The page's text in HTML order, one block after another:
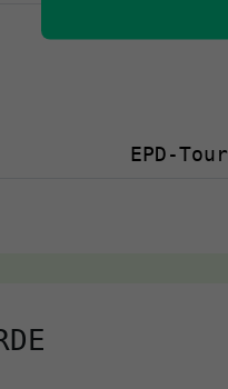
EPD-Tour